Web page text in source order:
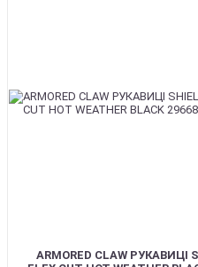
ARMORED CLAW РУКАВИЦІ